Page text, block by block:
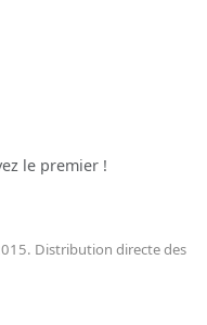
le premier !
Distribution directe des